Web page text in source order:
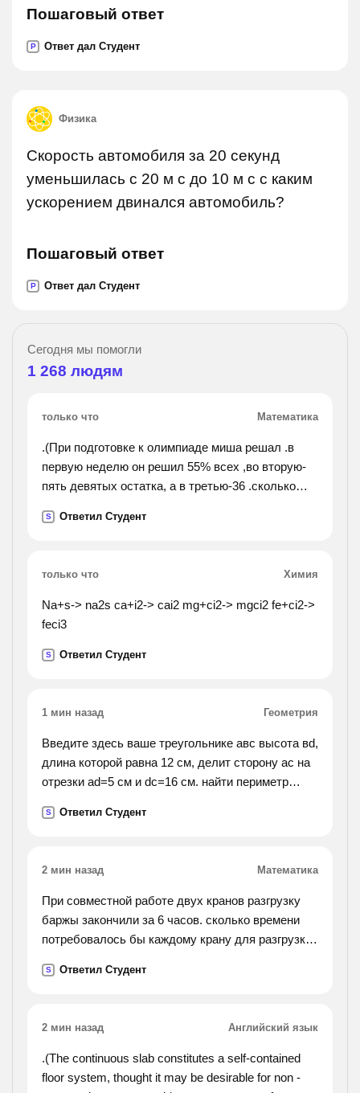
Пошаговый ответ
P Ответ дал Студент
Физика
Скорость автомобиля за 20 секунд
уменьшилась с 20 м с до 10 м с с каким
ускорением двинался автомобиль?
Пошаговый ответ
P Ответ дал Студент
Сегодня мы помогли
1 268 людям
только что Математика
.(При подготовке к олимпиаде миша решал .в
первую неделю он решил 55% всех ,во вторую-
пять девятых остатка, а в третью-36 .сколько
S Ответил Студент
только что Химия
Na+s-> na2s ca+i2-> cai2 mg+ci2-> mgci2 fe+ci2->
feci3
S Ответил Студент
1 мин назад Геометрия
Введите здесь ваше треугольнике авс высота вd,
длина которой равна 12 см, делит сторону ас на
отрезки аd=5 см и dс=16 см. найти периметр
S Ответил Студент
2 мин назад Математика
При совместной работе двух кранов разгрузку
баржы закончили за 6 часов. сколько времени
потребовалось бы каждому крану для разгрузки
требуется на 5 часов больше, чем второму.
S Ответил Студент
2 мин назад Английский язык
.(The continuous slab constitutes a self-contained
floor system, thought it may be desirable for non -